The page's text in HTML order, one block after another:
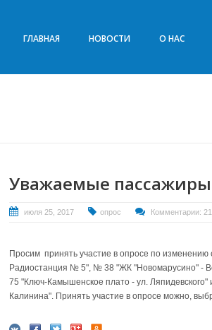
ГЛАВНАЯ НОВОСТИ О НАС
Уважаемые
июля 25, 2017 опрос Комментарии: 21
Просим принять участие в опросе по
Радиостанция № 5", № 38 "ЖК "Новомарусино" -
75 "Ключ-Камышенское плато - ул.
Калинина". Принять участие в опросе можно,